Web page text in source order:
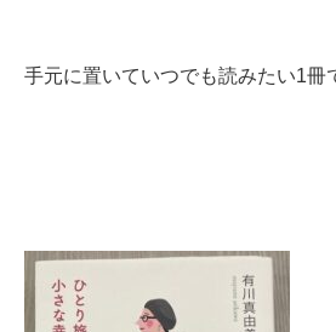
手元に置いていつでも読みたい1冊